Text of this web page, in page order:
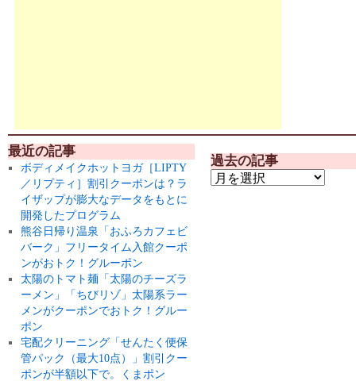
最近の記事
ボディメイクホットヨガ［LIPTY
／リプティ］割引クーポンは？ラ
イザップが膨大なデータをもとに
開発したプログラム
熊谷日帰り温泉「おふろカフェビ
バーク」フリータイム入館クーポ
ンがおトク！グルーポン
太陽のトマト麺「太陽のチーズラ
ーメン」「ちびリゾ」太陽系ラー
メンがクーポンでおトク！グルー
ポン
宅配クリーニング「せんたく便保
管パック（最大10点）」割引クー
ポンが半額以下で。くまポン
過去の記事